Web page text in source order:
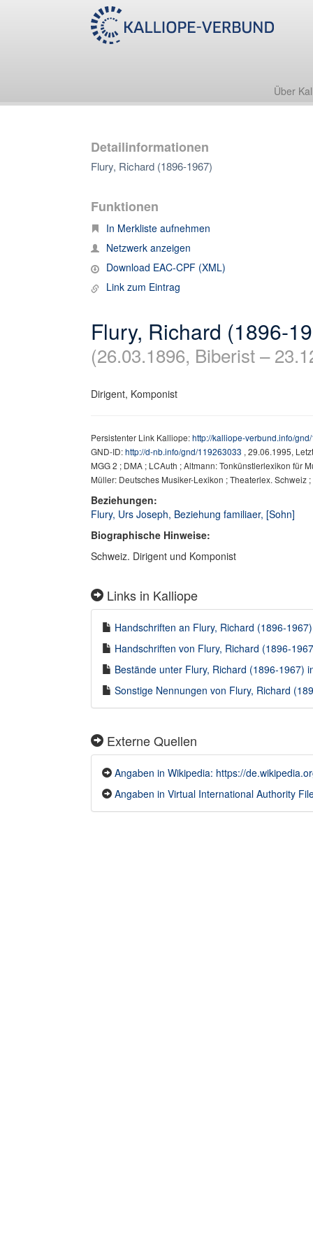
Über
Detailinformationen
Flury, Richard (1896-1967)
Funktionen
In Merkliste aufnehmen
Netzwerk anzeigen
Download EAC-CPF (XML)
Link zum Eintrag
Flury, Richard (1896-
(26.03.1896, Biberist –
Dirigent, Komponist
Persistenter Link Kalliope:http://kalliope-verbund.info/
GND-ID:http://d-nb.info/gnd/119263033 , 29.06.1995,
MGG 2 ; DMA ; LCAuth ; Altmann: Tonkünstlerlexikon für
Müller: Deutsches Musiker-Lexikon ; Theaterlex. Schweiz
Beziehungen:
Flury, Urs Joseph, Beziehung familiaer, [Sohn]
Biographische Hinweise:
Schweiz. Dirigent und Komponist
Links in Kalliope
Handschriften an Flury, Richard (1896-
Handschriften von Flury, Richard (1896-
Bestände unter Flury, Richard (1896-1967)
Sonstige Nennungen von Flury, Richard
Externe Quellen
Angaben in Wikipedia: https://
Angaben in Virtual International Authority